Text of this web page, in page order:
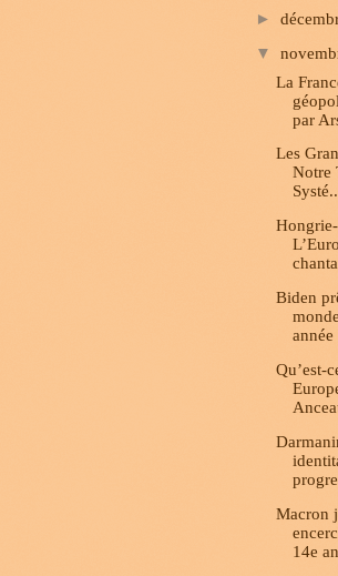
►
▼
La
par
Les
Notre
Biden
année
Qu’est-
Macron
14e